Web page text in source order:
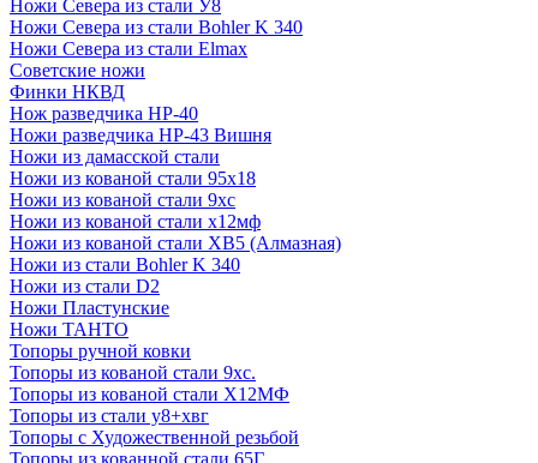
Ножи Севера из стали У8
Ножи Севера из стали Bohler K 340
Ножи Севера из стали Elmax
Советские ножи
Финки НКВД
Нож разведчика НР-40
Ножи разведчика НР-43 Вишня
Ножи из дамасской стали
Ножи из кованой стали 95х18
Ножи из кованой стали 9хс
Ножи из кованой стали х12мф
Ножи из кованой стали ХВ5 (Алмазная)
Ножи из стали Bohler K 340
Ножи из стали D2
Ножи Пластунские
Ножи ТАНТО
Топоры ручной ковки
Топоры из кованой стали 9хс.
Топоры из кованой стали Х12МФ
Топоры из стали у8+хвг
Топоры с Художественной резьбой
Топоры из кованной стали 65Г